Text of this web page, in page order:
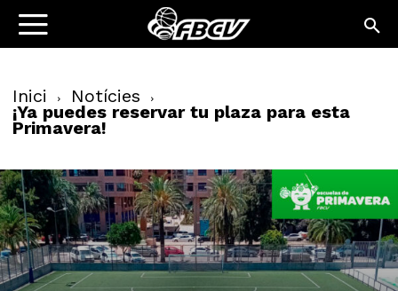
Inici Notícies
¡Ya puedes reservar tu plaza para esta
Primavera!